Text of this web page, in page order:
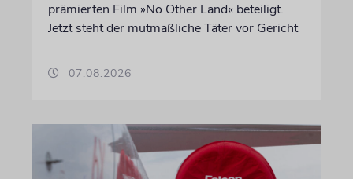
prämierten Film »No Other Land« beteiligt.
Jetzt steht der mutmaßliche Täter vor Gericht
07.08.2026